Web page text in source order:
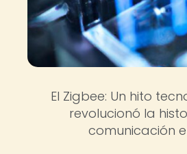
El Zigbee: Un hito
revolucionó la
comunicación